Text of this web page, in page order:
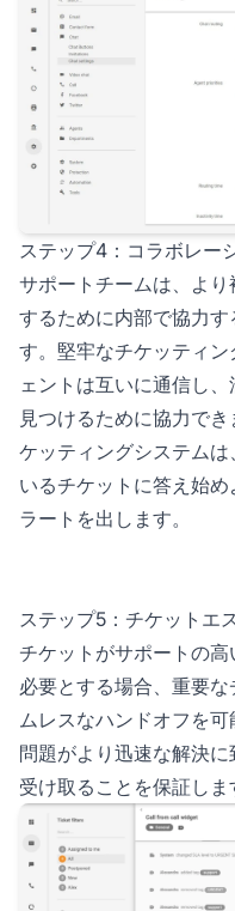
ステップ4：コラボレー
サポートチームは、よ
するために内部で協力
す。堅牢なチケッティ
ェントは互いに通信し
見つけるために協力で
ケッティングシステム
いるチケットに答え始
ラートを出します。
ステップ5：チケットエ
チケットがサポートの
必要とする場合、重要
ムレスなハンドオフを
問題がより迅速な解決
受け取ることを保証しま